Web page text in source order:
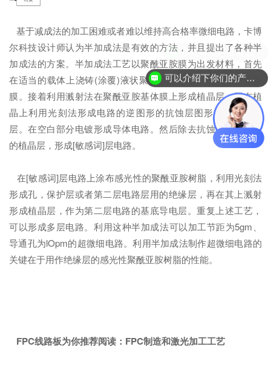
基于减成法的加工困难或者难以维持高合格率微细电路，卡博
尔科技设计师认为半加成法是有效的方法，并且提出了各种半
加成法的方案。半加成法工艺以聚酰亚胺膜为出发材料，首先
在适当的载体上浇铸(涂覆)液状聚酰亚胺树脂，形成聚酰亚胺
膜。接着利用溅射法在聚酰亚胺基体膜上形成植晶层，再在植
晶上利用光刻法形成电路的逆图形的抗蚀层图形，称为耐镀
层。在空白部分电镀形成导体电路。然后除去抗蚀层和不必要
的植晶层，形成[敏感词]层电路。
在[敏感词]层电路上涂布感光性的聚酰亚胺树脂，利用光刻法
形成孔，保护层或者第二层电路层用的绝缘层，再在其上溅射
形成植晶层，作为第二层电路的基底导电层。重复上述工艺，
可以形成多层电路。利用这种半加成法可以加工节距为5gm、
导通孔为lOpm的超微细电路。利用半加成法制作超微细电路的
关键在于用作绝缘层的感光性聚酰亚胺树脂的性能。
FPC线路板为你推荐阅读： FPC制造和激光加工工艺
可以介绍下你们的产品么？
现在有优惠活动么？